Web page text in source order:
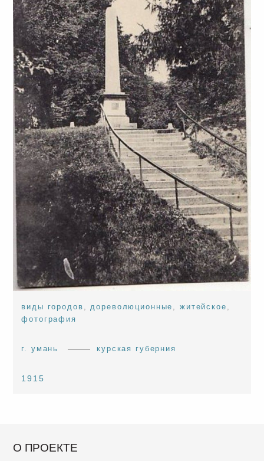
виды городов ,дореволюционные ,житейское ,
фотография
г. умань курская губерния
1915
О ПРОЕКТЕ